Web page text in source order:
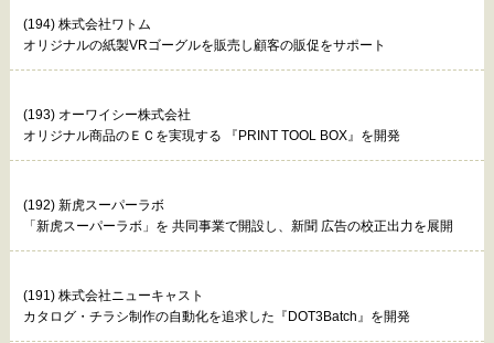
(194) 株式会社ワトム
オリジナルの紙製VRゴーグルを販売し顧客の販促をサポート
(193) オーワイシー株式会社
オリジナル商品のＥＣを実現する 『PRINT TOOL BOX』を開発
(192) 新虎スーパーラボ
「新虎スーパーラボ」を 共同事業で開設し、新聞 広告の校正出力を展開
(191) 株式会社ニューキャスト
カタログ・チラシ制作の自動化を追求した『DOT3Batch』を開発